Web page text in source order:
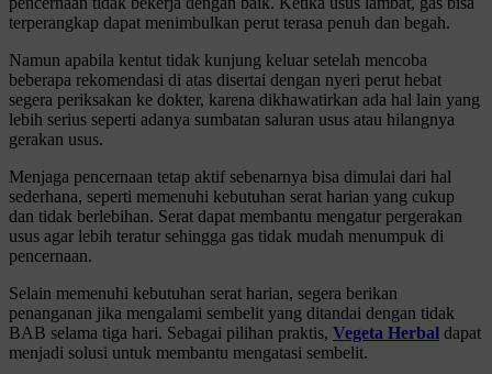
terperangkap dapat menimbulkan perut terasa penuh dan begah.
Namun apabila kentut tidak kunjung keluar setelah mencoba
beberapa rekomendasi di atas disertai dengan nyeri perut hebat
segera periksakan ke dokter, karena dikhawatirkan ada hal lain yang
lebih serius seperti adanya sumbatan saluran usus atau hilangnya
gerakan usus.
Menjaga pencernaan tetap aktif sebenarnya bisa dimulai dari hal
sederhana, seperti memenuhi kebutuhan serat harian yang cukup
dan tidak berlebihan. Serat dapat membantu mengatur pergerakan
usus agar lebih teratur sehingga gas tidak mudah menumpuk di
pencernaan.
Selain memenuhi kebutuhan serat harian, segera berikan
penanganan jika mengalami sembelit yang ditandai dengan tidak
BAB selama tiga hari. Sebagai pilihan praktis, Vegeta Herbal dapat
menjadi solusi untuk membantu mengatasi sembelit.